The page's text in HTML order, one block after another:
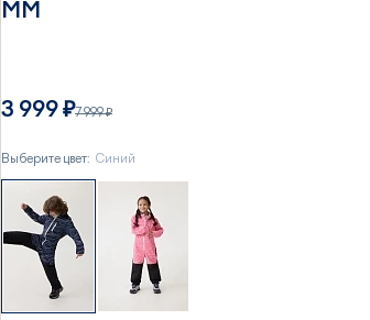
ММ
3 999 ₽7 999 ₽
Выберите цвет: Синий